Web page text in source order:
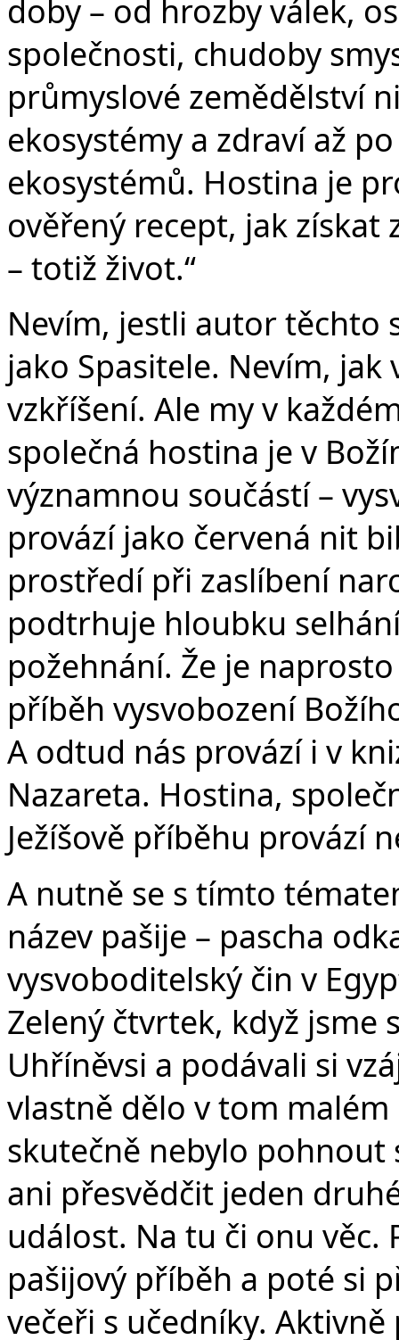
doby – od hrozby válek,
společnosti, chudoby
průmyslové zemědělství
ekosystémy a zdraví až
ekosystémů. Hostina je
ověřený recept, jak získat
– totiž život.“
Nevím, jestli autor těchto
jako Spasitele. Nevím,
vzkříšení. Ale my v
společná hostina je v
významnou součástí –
provází jako červená nit
prostředí při zaslíbení
podtrhuje hloubku
požehnání. Že je
příběh vysvobození
A odtud nás provází i v
Nazareta. Hostina,
Ježíšově příběhu provází
A nutně se s tímto
název pašije – pascha
vysvoboditelský čin v
Zelený čtvrtek, když jsme
Uhříněvsi a podávali si
vlastně dělo v tom
skutečně nebylo pohnout
ani přesvědčit jeden
událost. Na tu či onu věc.
pašijový příběh a poté si
večeři s učedníky.